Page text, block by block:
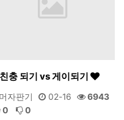
충 되기 vs 게이되기
자판기 02-16
6943
0
0